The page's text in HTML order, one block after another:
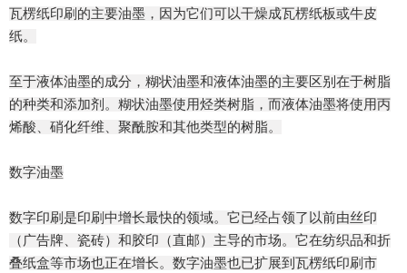
瓦楞纸印刷的主要油墨，因为它们可以干燥成瓦楞纸板或牛皮
纸。
至于液体油墨的成分，糊状油墨和液体油墨的主要区别在于树脂
的种类和添加剂。糊状油墨使用烃类树脂，而液体油墨将使用丙
烯酸、硝化纤维、聚酰胺和其他类型的树脂。
数字油墨
数字印刷是印刷中增长最快的领域。它已经占领了以前由丝印
（广告牌、瓷砖）和胶印（直邮）主导的市场。它在纺织品和折
叠纸盒等市场也正在增长。数字油墨也已扩展到瓦楞纸印刷市